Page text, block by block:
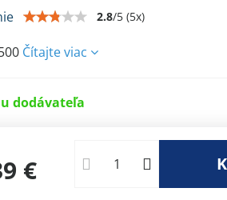
2.8/5 (5x)
Čítajte viac
dodávateľa
€